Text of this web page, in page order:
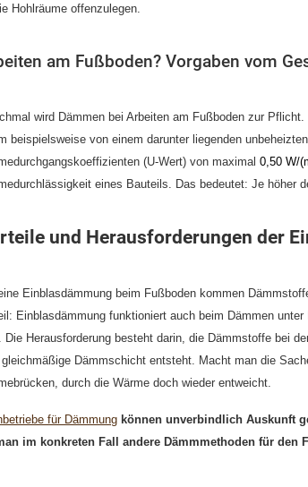
Hohlräume offenzulegen.
am Fußboden? Vorgaben vom
wird Dämmen bei Arbeiten am Fußboden zur
beispielsweise von einem darunter liegenden
(U-Wert) von maximal 0,50 W/
eines Bauteils. Das bedeutet: Je höher
und Herausforderungen der
Einblasdämmung beim Fußboden kommen
Einblasdämmung funktioniert auch beim Dämmen
Die Herausforderung besteht darin, die Dämmstoffe bei
Dämmschicht entsteht. Macht man die
durch die Wärme doch wieder entweicht.
für Dämmung können unverbindlich Auskunft
im konkreten Fall andere Dämmmethoden für den